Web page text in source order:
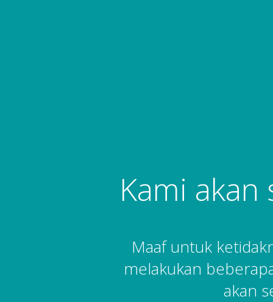
Kami akan
Maaf untuk
melakukan
akan